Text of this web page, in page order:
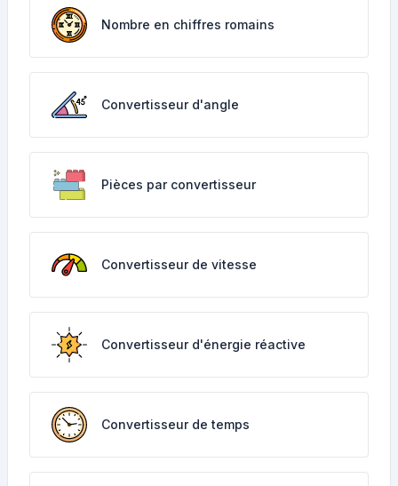
Nombre en chiffres romains
Convertisseur d'angle
Pièces par convertisseur
Convertisseur de vitesse
Convertisseur d'énergie réactive
Convertisseur de temps